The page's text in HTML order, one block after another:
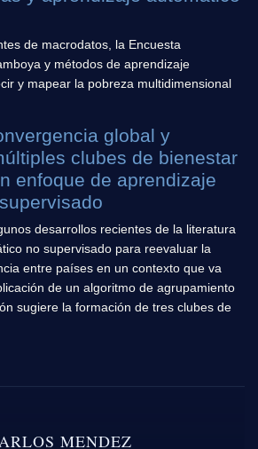
de macrodatos, la Encuesta
y métodos de aprendizaje
y mapear la pobreza multidimensional
global y
clubes de bienestar
enfoque de aprendizaje
desarrollos recientes de la literatura
no supervisado para reevaluar la
entre países en un contexto que va
de un algoritmo de agrupamiento
sugiere la formación de tres clubes de
MENDEZ